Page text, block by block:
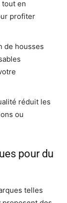
tout en
profiter
de housses
réduit les
ou
pour du
telles